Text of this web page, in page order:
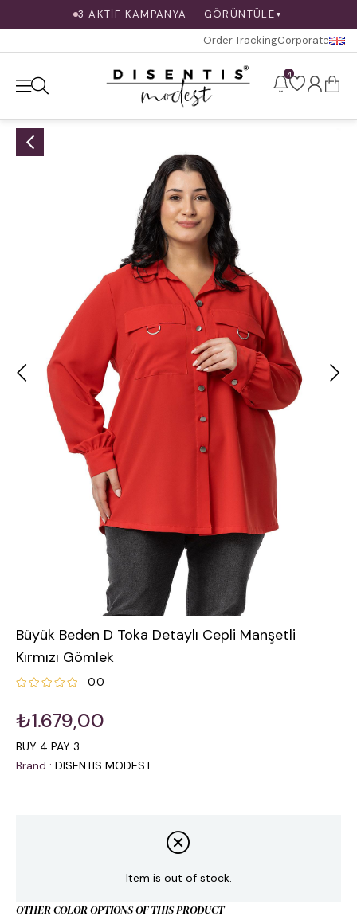
3 AKTİF KAMPANYA — GÖRÜNTÜLE ▼
Order TrackingCorporate
4
Büyük Beden D Toka Detaylı Cepli Manşetli
Kırmızı Gömlek
0.0
₺1.679,00
BUY 4 PAY 3
Brand : DISENTIS MODEST
Item is out of stock.
OTHER COLOR OPTIONS OF THIS PRODUCT